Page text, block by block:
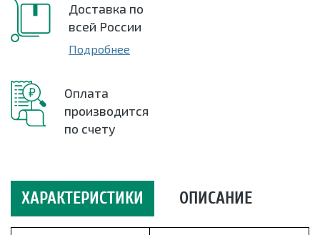
Доставка по
всей России
Подробнее
Оплата
производится
по счету
ХАРАКТЕРИСТИКИ ОПИСАНИЕ